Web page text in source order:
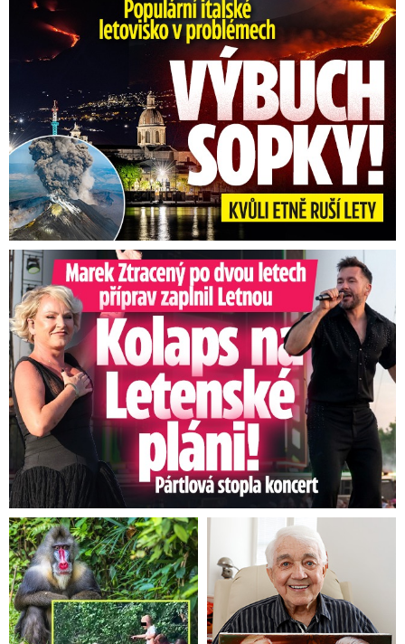
Marek Ztracený na Letné: Pártlová stopla koncert